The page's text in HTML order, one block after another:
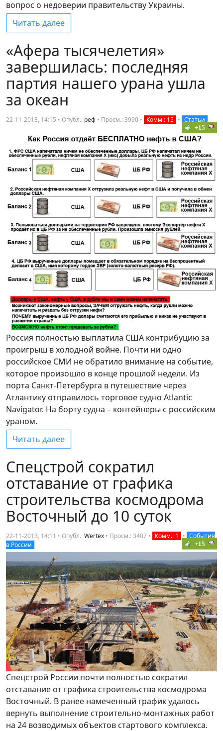
вопрос о недоверии правительству Украины.
Читать далее
«Афера тысячелетия»
завершилась: последняя
партия нашего урана ушла
за океан
22-11-2013, 14:15 • Опубл.: реф • Просм.: 3990 • Комм.: 15 • Статьи
+15
Россия полностью выплатила США контрибуцию за
проигрыш в холодной войне. Почти ни одно
российское СМИ не обратило внимание на событие,
которое произошло в конце прошлой недели. Из
порта Санкт-Петербурга в путешествие через
Атлантику отправилось торговое судно Atlantic
Navigator. На борту судна – контейнеры с российским
ураном.
Читать далее
Спецстрой сократил
отставание от графика
строительства космодрома
Восточный до 10 суток
22-11-2013, 14:11 • Опубл.:Wertex • Просм.: 3407 • Комм.: 1 • События
в России
+15
Спецстрой России почти полностью сократил
отставание от графика строительства космодрома
Восточный. В ранее намеченный график удалось
вернуть выполнение строительно-монтажных работ
на 24 возводимых объектов стартового комплекса.